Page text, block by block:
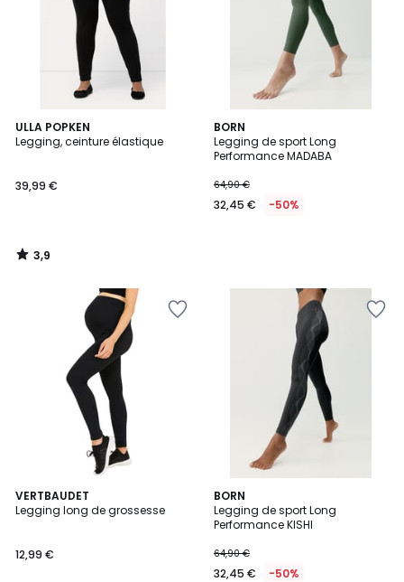
ULLA POPKEN
Legging, ceinture élastique
39,99 €
3,9
/ 5
3,9
/
BORN
Legging de sport Long
Performance MADABA
64,90 €
32,45 € -50%
VERTBAUDET
Legging long de grossesse
12,99 €
BORN
Legging de sport Long
Performance KISHI
64,90 €
32,45 € -50%
2
Couleurs